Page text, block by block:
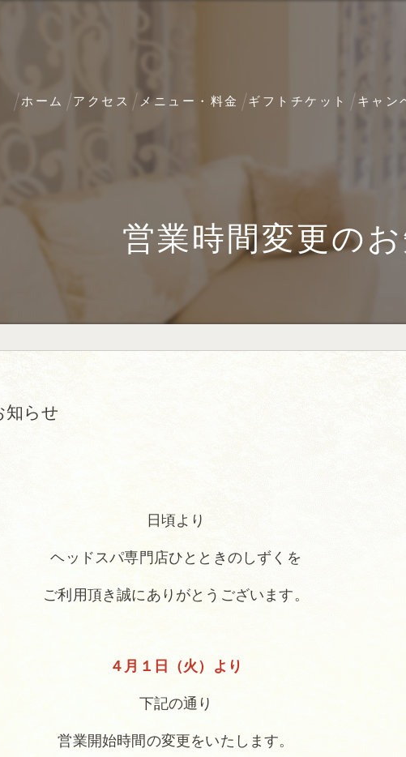
ホーム アクセス メニュー・料金 ギフトチケット キャン
営業時間変更の
知らせ
日頃より
ヘッドスパ専門店ひとときのしずくを
ご利用頂き誠にありがとうございます。
４月１日（火）より
下記の通り
営業開始時間の変更をいたします。